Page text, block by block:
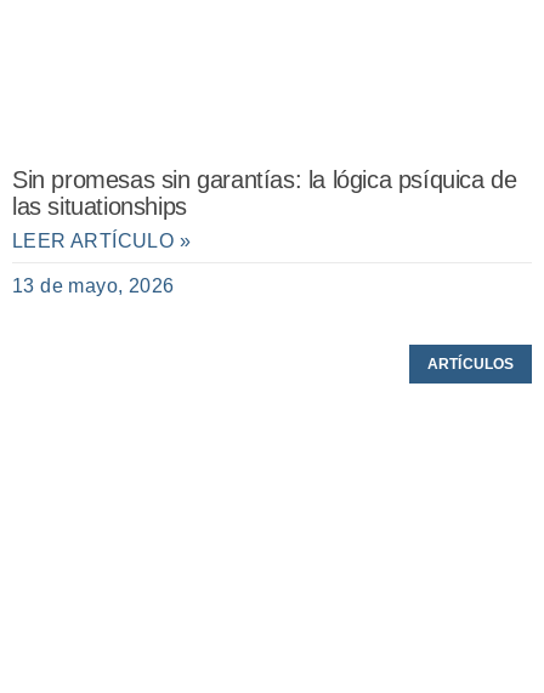
Sin promesas sin garantías: la lógica psíquica de
las situationships
LEER ARTÍCULO »
13 de mayo, 2026
ARTÍCULOS